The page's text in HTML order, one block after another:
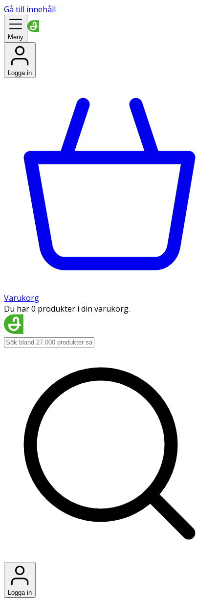
Gå till innehåll
Meny
Logga in
Varukorg
Du har 0 produkter i din varukorg.
Logga in